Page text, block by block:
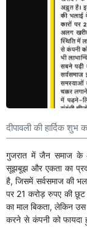
दीपावली की हार्दिक शुभ
गुजरात में जैन समाज के
सूझबूझ और एकता का
है, जिसमें सर्वसमाज की
पर 21 करोड़ रुपए की छूट
का माल बिकता, लेकिन उस
करने से कंपनी को फायदा